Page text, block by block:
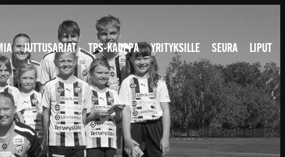
JUTTUSARJAT TPS-KAUPPA YRITYKSILLE SEURA LIPUT